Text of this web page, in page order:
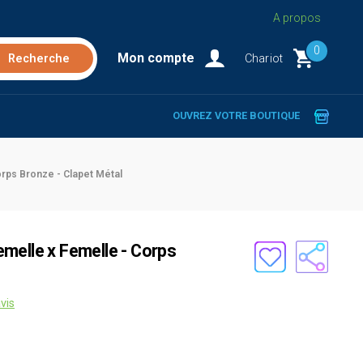
A propos
Mon compte Chariot
0
OUVREZ VOTRE BOUTIQUE
Bronze - Clapet Métal
x Femelle - Corps